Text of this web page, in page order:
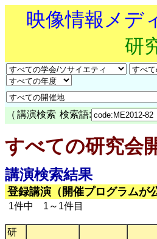
映像情報メデ
研
（ 講演検索 検索語:
すべての研究会
講演検索結果
登録講演（開催プログラムが
1件中 1～1件目
研